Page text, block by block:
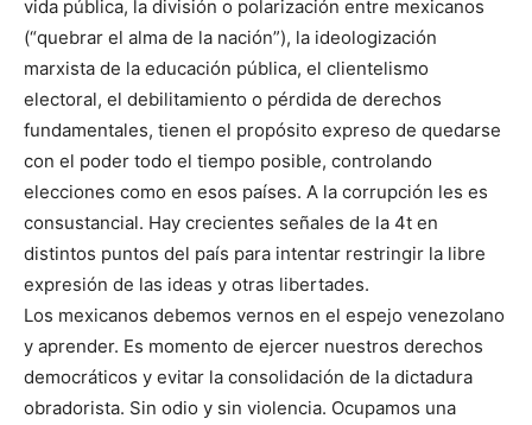
vida pública, la división o polarización entre mexicanos
(“quebrar el alma de la nación”), la ideologización
marxista de la educación pública, el clientelismo
electoral, el debilitamiento o pérdida de derechos
fundamentales, tienen el propósito expreso de quedarse
con el poder todo el tiempo posible, controlando
elecciones como en esos países. A la corrupción les es
consustancial. Hay crecientes señales de la 4t en
distintos puntos del país para intentar restringir la libre
expresión de las ideas y otras libertades.
Los mexicanos debemos vernos en el espejo venezolano
y aprender. Es momento de ejercer nuestros derechos
democráticos y evitar la consolidación de la dictadura
obradorista. Sin odio y sin violencia. Ocupamos una